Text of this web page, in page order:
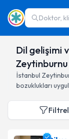
Doktor,
Dil gelişimi
İstanbul
bozuklukları